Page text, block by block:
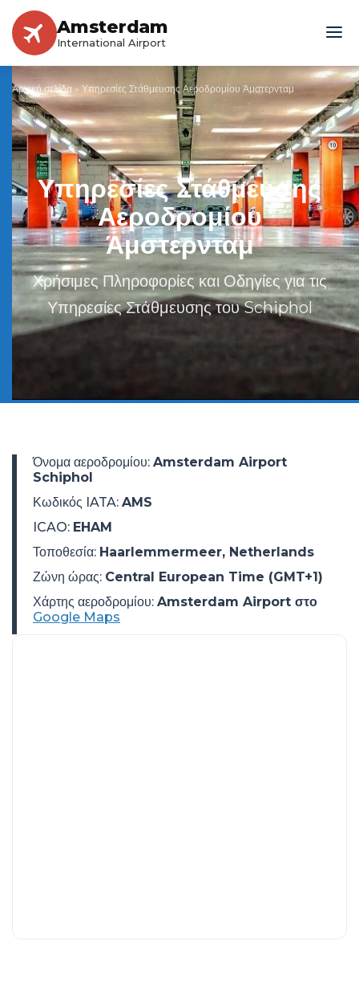
Amsterdam
International Airport
Αρχική σελίδα» Υπηρεσίες Στάθμευσης Αεροδρομίου Άμστερνταμ
Υπηρεσίες Στάθμευσης
Αεροδρομίου
Άμστερνταμ
Χρήσιμες Πληροφορίες και Οδηγίες για τις
Υπηρεσίες Στάθμευσης του Schiphol
Όνομα αεροδρομίου: Amsterdam Airport
Schiphol
Κωδικός IATA: AMS
ICAO: EHAM
Τοποθεσία: Haarlemmermeer, Netherlands
Ζώνη ώρας: Central European Time (GMT+1)
Χάρτης αεροδρομίου: Amsterdam Airport στο
Google Maps